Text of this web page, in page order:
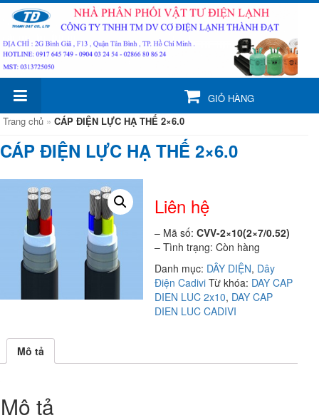
GIỎ HÀNG
Trang chủ » CÁP ĐIỆN LỰC HẠ THẾ 2×6.0
CÁP ĐIỆN LỰC HẠ THẾ 2×6.0
Liên hệ
– Mã số:CVV-2×10(2×7/0.52)
– Tình trạng: Còn hàng
Danh mục: DÂY DIỆN, Dây
Điện Cadivi Từ khóa: DAY CAP
DIEN LUC 2x10, DAY CAP
DIEN LUC CADIVI
Mô tả
Mô tả